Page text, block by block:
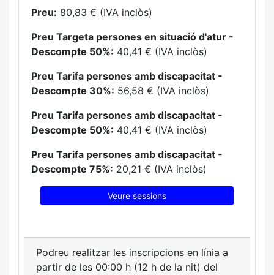
Preu: 80,83 € (IVA inclòs)
Preu Targeta persones en situació d'atur -
Descompte 50%: 40,41 € (IVA inclòs)
Preu Tarifa persones amb discapacitat -
Descompte 30%: 56,58 € (IVA inclòs)
Preu Tarifa persones amb discapacitat -
Descompte 50%: 40,41 € (IVA inclòs)
Preu Tarifa persones amb discapacitat -
Descompte 75%: 20,21 € (IVA inclòs)
Veure sessions
Podreu realitzar les inscripcions en línia a
partir de les 00:00 h (12 h de la nit) del